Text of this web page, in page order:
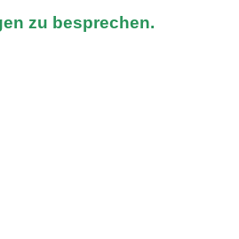
zu besprechen.